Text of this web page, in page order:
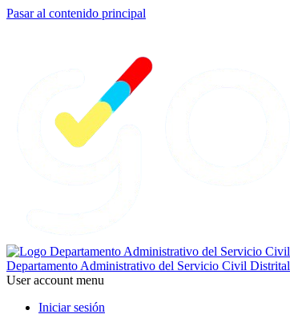
Pasar al contenido principal
Departamento Administrativo del Servicio Civil Distrital
User account menu
Iniciar sesión